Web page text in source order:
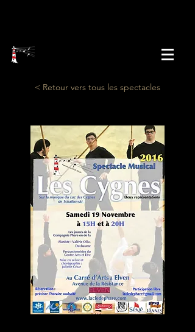
< Retour vers tous les spectacles